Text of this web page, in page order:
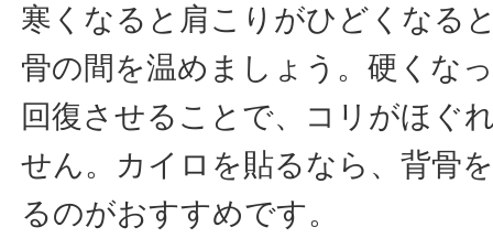
寒くなると肩こりがひどくなる
骨の間を温めましょう。硬くな
回復させることで、コリがほぐ
せん。カイロを貼るなら、背骨
るのがおすすめです。